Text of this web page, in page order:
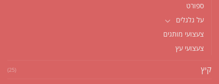
ספורט
על גלגלים
צעצועי מותגים
צעצועי עץ
קיץ (25)